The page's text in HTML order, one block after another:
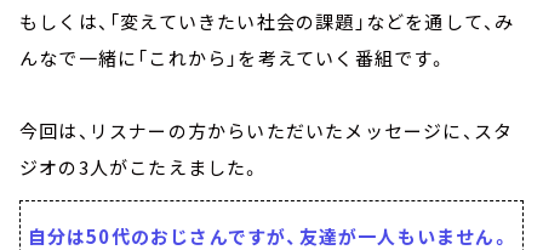
もしくは、「変えていきたい社会の課題」などを通して、み
んなで一緒に「これから」を考えていく番組です。
今回は、リスナーの方からいただいたメッセージに、スタ
ジオの3人がこたえました。
自分は50代のおじさんですが、友達が一人もいません。